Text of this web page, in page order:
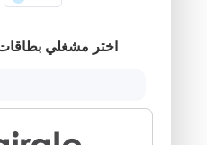
اختر مشغلي بطاقات